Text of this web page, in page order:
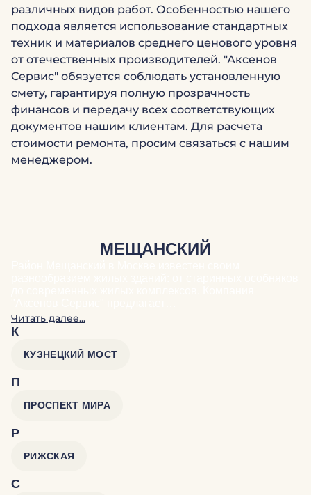
различных видов работ. Особенностью нашего
подхода является использование стандартных
техник и материалов среднего ценового уровня
от отечественных производителей. "Аксенов
Сервис" обязуется соблюдать установленную
смету, гарантируя полную прозрачность
финансов и передачу всех соответствующих
документов нашим клиентам. Для расчета
стоимости ремонта, просим связаться с нашим
менеджером.
МЕЩАНСКИЙ
Читать далее...
К
КУЗНЕЦКИЙ МОСТ
П
ПРОСПЕКТ МИРА
Р
РИЖСКАЯ
С